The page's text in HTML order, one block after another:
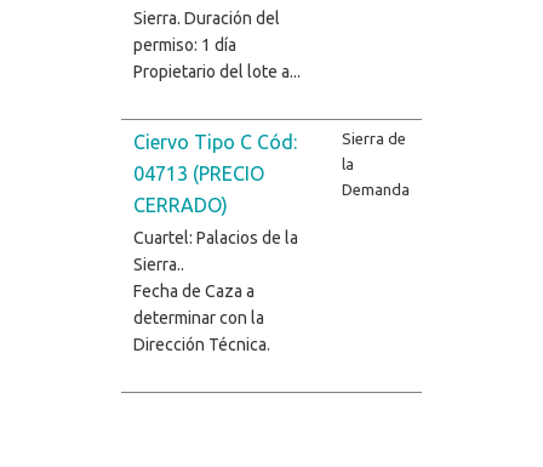
Sierra. Duración del
permiso: 1 día
Propietario del lote a...
Ciervo Tipo C Cód:
04713 (PRECIO
CERRADO)
Cuartel: Palacios de la
Sierra..
Fecha de Caza a
determinar con la
Dirección Técnica.
Sierra de
la
Demanda